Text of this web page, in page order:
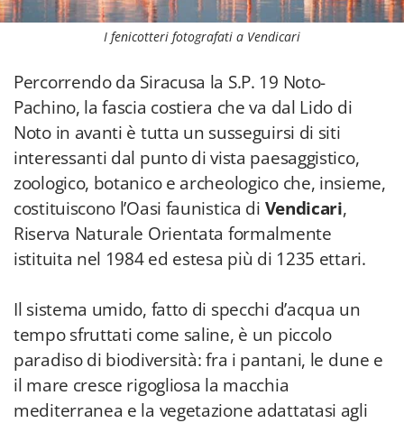
I fenicotteri fotografati a Vendicari
Percorrendo da Siracusa la S.P. 19 Noto-
Pachino, la fascia costiera che va dal Lido di
Noto in avanti è tutta un susseguirsi di siti
interessanti dal punto di vista paesaggistico,
zoologico, botanico e archeologico che, insieme,
costituiscono l’Oasi faunistica di Vendicari,
Riserva Naturale Orientata formalmente
istituita nel 1984 ed estesa più di 1235 ettari.
Il sistema umido, fatto di specchi d’acqua un
tempo sfruttati come saline, è un piccolo
paradiso di biodiversità: fra i pantani, le dune e
il mare cresce rigogliosa la macchia
mediterranea e la vegetazione adattatasi agli